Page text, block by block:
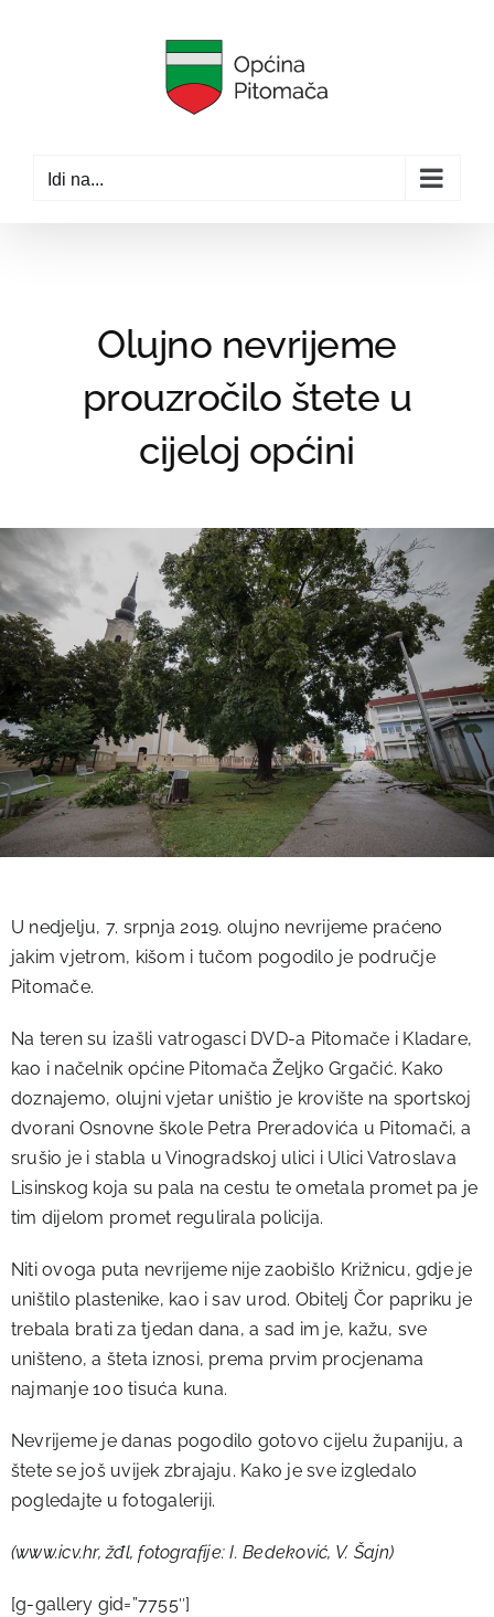
Idi na...
Olujno nevrijeme
prouzročilo štete u
cijeloj općini
U nedjelju, 7. srpnja 2019. olujno nevrijeme praćeno
jakim vjetrom, kišom i tučom pogodilo je područje
Pitomače.
Na teren su izašli vatrogasci DVD-a Pitomače i Kladare,
kao i načelnik općine Pitomača Željko Grgačić. Kako
doznajemo, olujni vjetar uništio je krovište na sportskoj
dvorani Osnovne škole Petra Preradovića u Pitomači, a
srušio je i stabla u Vinogradskoj ulici i Ulici Vatroslava
Lisinskog koja su pala na cestu te ometala promet pa je
tim dijelom promet regulirala policija.
Niti ovoga puta nevrijeme nije zaobišlo Križnicu, gdje je
uništilo plastenike, kao i sav urod. Obitelj Čor papriku je
trebala brati za tjedan dana, a sad im je, kažu, sve
uništeno, a šteta iznosi, prema prvim procjenama
najmanje 100 tisuća kuna.
Nevrijeme je danas pogodilo gotovo cijelu županiju, a
štete se još uvijek zbrajaju. Kako je sve izgledalo
pogledajte u fotogaleriji.
(www.icv.hr, žđl, fotografije: I. Bedeković, V. Šajn)
[g-gallery gid=”7755″]